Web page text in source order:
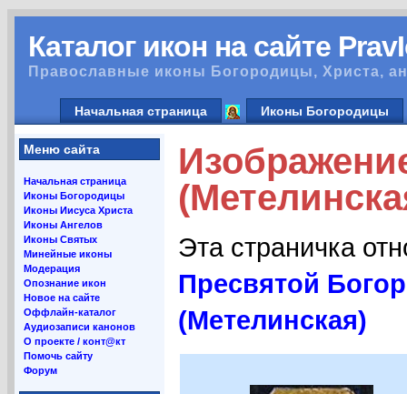
Каталог икон на сайте
Православные иконы Богородицы, Христа,
Начальная страница Иконы Богородицы
Меню сайта
Начальная страница
Иконы Богородицы
Иконы Иисуса Христа
Иконы Ангелов
Иконы Святых
Минейные иконы
Модерация
Опознание икон
Новое на сайте
Оффлайн-каталог
Аудиозаписи канонов
О проекте / конт@кт
Помочь сайту
Форум
Эта страничка
Пресвятой
(Метелинская)